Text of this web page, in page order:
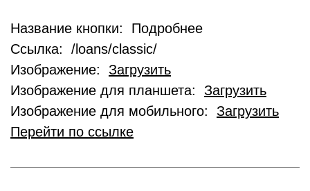
Название кнопки: Подробнее
Ссылка: /loans/classic/
Изображение: Загрузить
Изображение для планшета: Загрузить
Изображение для мобильного: Загрузить
Перейти по ссылке